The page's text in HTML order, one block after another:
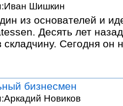
Шишкин
из основателей и
Десять лет
складчину. Сегодня он
бизнесмен
Новиков